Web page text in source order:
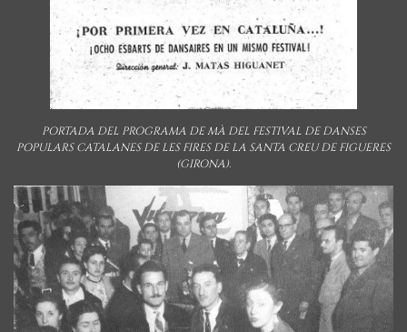
PORTADA DEL PROGRAMA DE MÀ DEL FESTIVAL DE DANSES
POPULARS CATALANES DE LES FIRES DE LA SANTA CREU DE FIGUERES
(GIRONA).